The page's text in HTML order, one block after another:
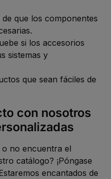
de que los componentes
si los accesorios
sistemas y
que sean fáciles de
con nosotros
o no encuentra el
catálogo? ¡Póngase
encantados de